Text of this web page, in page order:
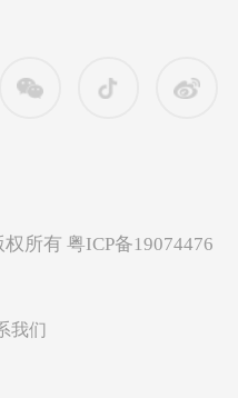
权所有 粤ICP备19074476
我们